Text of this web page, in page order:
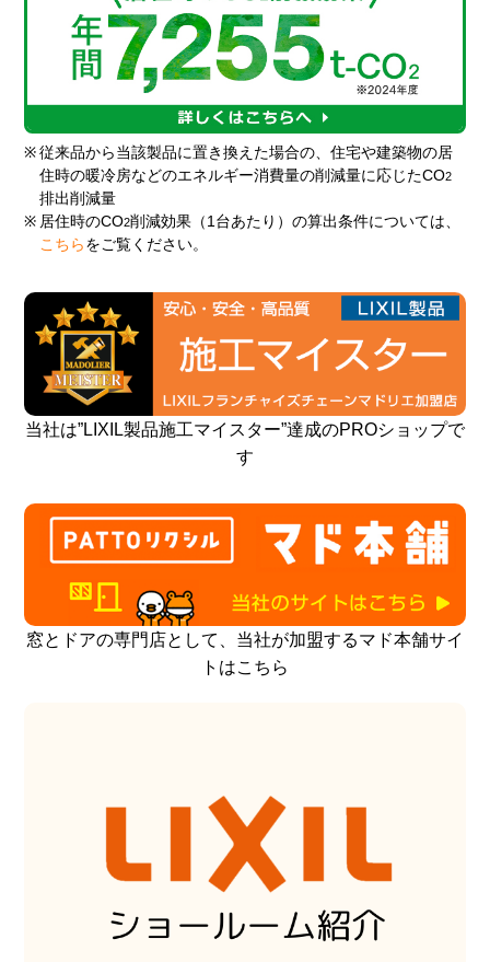
※ 従来品から当該製品に置き換えた場合の、住宅や建築物の居
住時の暖冷房などのエネルギー消費量の削減量に応じたCO2
排出削減量
※ 居住時のCO2削減効果（1台あたり）の算出条件については、
こちら をご覧ください。
当社は”LIXIL製品施工マイスター”達成のPROショップで
す
窓とドアの専門店として、当社が加盟するマド本舗サイ
トはこちら